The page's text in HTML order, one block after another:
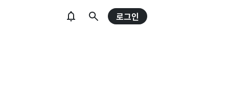
로그인